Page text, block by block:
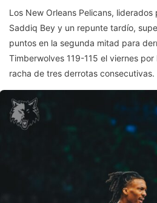
Los New Orleans Pelicans,
Saddiq Bey y un repunte tardío,
puntos en la segunda mitad para
Timberwolves 119-115 el viernes
racha de tres derrotas consecutivas.